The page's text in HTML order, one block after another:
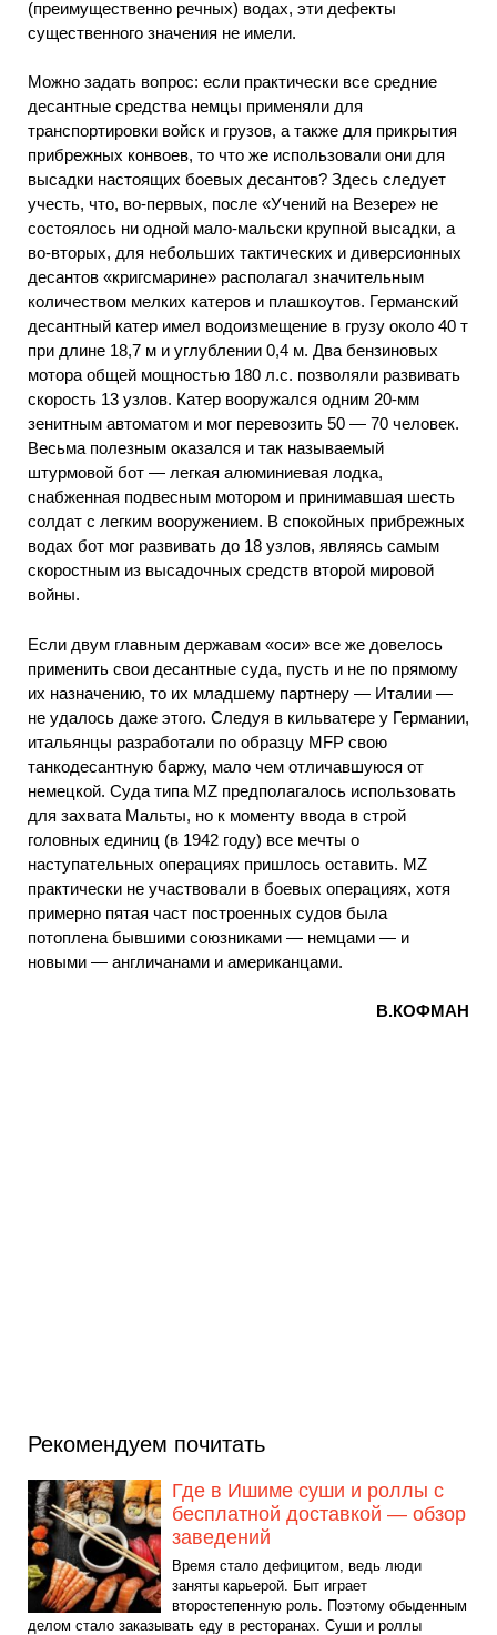
(преимущественно речных) водах, эти дефекты
существенного значения не имели.
Можно задать вопрос: если практически все средние
десантные средства немцы применяли для
транспортировки войск и грузов, а также для прикрытия
прибрежных конвоев, то что же использовали они для
высадки настоящих боевых десантов? Здесь следует
учесть, что, во-первых, после «Учений на Везере» не
состоялось ни одной мало-мальски крупной высадки, а
во-вторых, для небольших тактических и диверсионных
десантов «кригсмарине» располагал значительным
количеством мелких катеров и плашкоутов. Германский
десантный катер имел водоизмещение в грузу около 40 т
при длине 18,7 м и углублении 0,4 м. Два бензиновых
мотора общей мощностью 180 л.с. позволяли развивать
скорость 13 узлов. Катер вооружался одним 20-мм
зенитным автоматом и мог перевозить 50 — 70 человек.
Весьма полезным оказался и так называемый
штурмовой бот — легкая алюминиевая лодка,
снабженная подвесным мотором и принимавшая шесть
солдат с легким вооружением. В спокойных прибрежных
водах бот мог развивать до 18 узлов, являясь самым
скоростным из высадочных средств второй мировой
войны.
Если двум главным державам «оси» все же довелось
применить свои десантные суда, пусть и не по прямому
их назначению, то их младшему партнеру — Италии —
не удалось даже этого. Следуя в кильватере у Германии,
итальянцы разработали по образцу MFP свою
танкодесантную баржу, мало чем отличавшуюся от
немецкой. Суда типа MZ предполагалось использовать
для захвата Мальты, но к моменту ввода в строй
головных единиц (в 1942 году) все мечты о
наступательных операциях пришлось оставить. MZ
практически не участвовали в боевых операциях, хотя
примерно пятая част построенных судов была
потоплена бывшими союзниками — немцами — и
новыми — англичанами и американцами.
В.КОФМАН
Рекомендуем почитать
Где в Ишиме суши и роллы с
бесплатной доставкой — обзор
заведений
Время стало дефицитом, ведь люди
заняты карьерой. Быт играет
второстепенную роль. Поэтому обыденным
делом стало заказывать еду в ресторанах. Суши и роллы